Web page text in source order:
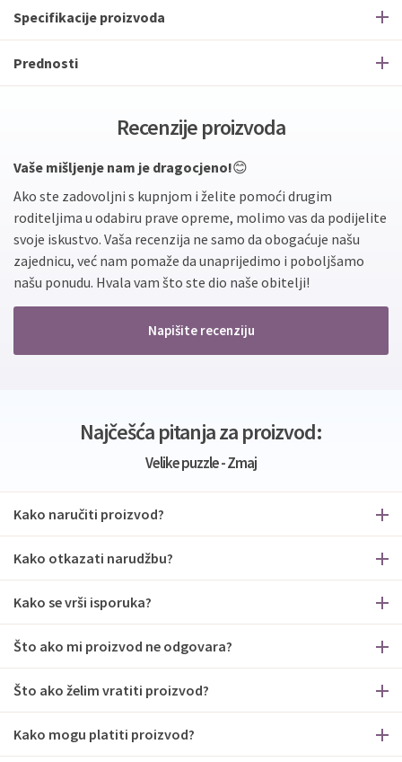
Specifikacije proizvoda
Prednosti
Recenzije proizvoda
Vaše mišljenje nam je dragocjeno!😊
Ako ste zadovoljni s kupnjom i želite pomoći drugim
roditeljima u odabiru prave opreme, molimo vas da podijelite
svoje iskustvo. Vaša recenzija ne samo da obogaćuje našu
zajednicu, već nam pomaže da unaprijedimo i poboljšamo
našu ponudu. Hvala vam što ste dio naše obitelji!
Napišite recenziju
Najčešća pitanja za proizvod:
Velike puzzle - Zmaj
Kako naručiti proizvod?
Kako otkazati narudžbu?
Kako se vrši isporuka?
Što ako mi proizvod ne odgovara?
Što ako želim vratiti proizvod?
Kako mogu platiti proizvod?